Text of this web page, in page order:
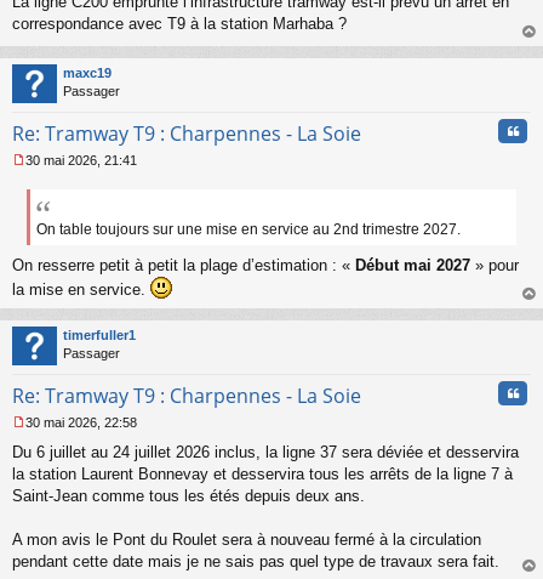
e
s
a
g
e
o
l
correspondance avec T9 à la station Marhaba ?
au
maxc19
Passager
Re: Tramway T9 : Charpennes - La Soie
e
a
g
o
n
30 mai 2026, 21:41
On table toujours sur une mise en service au 2nd trimestre 2027.
On resserre petit à petit la plage d’estimation : « Début mai 2027 » pour
la mise en service.
au
timerfuller1
Passager
Re: Tramway T9 : Charpennes - La Soie
e
s
s
e
n
30 mai 2026, 22:58
Du 6 juillet au 24 juillet 2026 inclus, la ligne 37 sera déviée et desservira
la station Laurent Bonnevay et desservira tous les arrêts de la ligne 7 à
Saint-Jean comme tous les étés depuis deux ans.
A mon avis le Pont du Roulet sera à nouveau fermé à la circulation
pendant cette date mais je ne sais pas quel type de travaux sera fait.